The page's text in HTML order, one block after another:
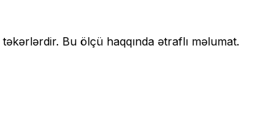
təkərlərdir. Bu ölçü haqqında ətraflı məlumat.